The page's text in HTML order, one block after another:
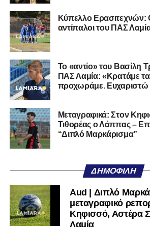
27/06/2002) προέρχεται επίσης από μία
στη Γ’ Εθνική με τον ΠΑΣ Λαμία. Στο
αγωνίστηκε στον Λεβαδειακό, ενώ
της Serie D στην Ιταλία, όπως οι
Cilento και Castrovillari, έχοντας
ποδοσφαιρική του διαδρομή από τον
Τον καλωσορίζουμε στην οικογένεια
του ευχόμαστε υγεία και επιτυχίες.»
Ακολουθήστε τοlamiara.grστο
μαθαίνετε πρώτοι τα κυανόλευκα νέα
Twitterκαι στο
μαθαίνετε σε χρόνο dt όλα τα νέα.
Κύπελλο Ερασιτεχνών:
αντίπαλοι του ΠΑΣ
Το «αντίο» του Βασίλη
ΠΑΣ Λαμία: «Κρατάμε τα
προχωράμε. Ευχαριστώ
Μεταγραφικά: Στον
Τιθορέας ο Λάππας –
“Διπλό Μαρκάρισμα”
ΔΗΜΟΦΙΛΉ
Aud | Διπλό
μεταγραφικό
Κηφισσό, Αστέρα
Λαμία